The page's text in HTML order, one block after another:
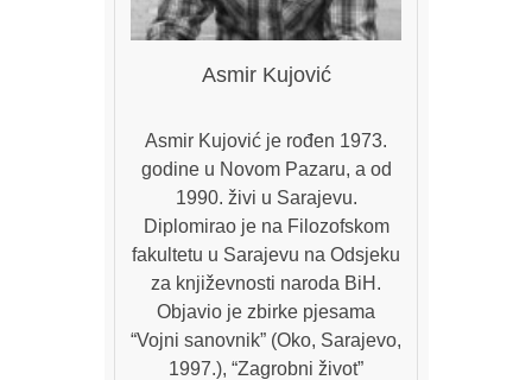
Asmir Kujović
Asmir Kujović je rođen 1973.
godine u Novom Pazaru, a od
1990. živi u Sarajevu.
Diplomirao je na Filozofskom
fakultetu u Sarajevu na Odsjeku
za književnosti naroda BiH.
Objavio je zbirke pjesama
“Vojni sanovnik” (Oko, Sarajevo,
1997.), “Zagrobni život”